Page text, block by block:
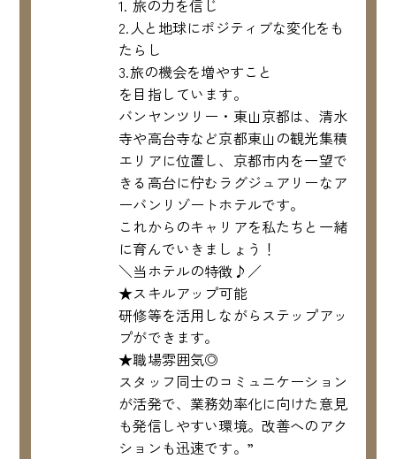
1. 旅の力を信じ
2.人と地球にポジティブな変化をも
たらし
3.旅の機会を増やすこと
を目指しています。
バンヤンツリー・東山京都は、清水
寺や高台寺など京都東山の観光集積
エリアに位置し、京都市内を一望で
きる高台に佇むラグジュアリーなア
ーバンリゾートホテルです。
これからのキャリアを私たちと一緒
に育んでいきましょう！
＼当ホテルの特徴♪／
★スキルアップ可能
研修等を活用しながらステップアッ
プができます。
★職場雰囲気◎
スタッフ同士のコミュニケーション
が活発で、業務効率化に向けた意見
も発信しやすい環境。改善へのアク
ションも迅速です。”